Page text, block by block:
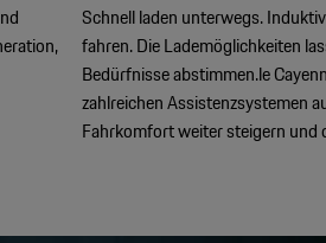
Schnell laden unterwegs.
fahren. Die Lademöglichkeiten
Bedürfnisse abstimmen.le
zahlreichen Assistenzsystemen
Fahrkomfort weiter steigern und